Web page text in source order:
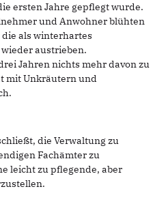
ersten Jahre gepflegt wurde.
und Anwohner blühten
als winterhartes
austrieben.
Jahren nichts mehr davon zu
mit Unkräutern und
die Verwaltung zu
Fachämter zu
leicht zu pflegende, aber